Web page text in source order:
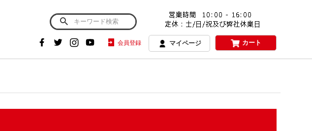
会員登録 マイページ カート